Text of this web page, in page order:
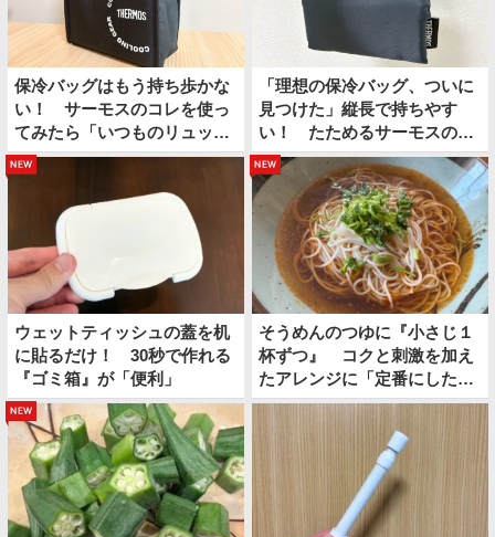
保冷バッグはもう持ち歩かな
い！ サーモスのコレを使っ
てみたら「いつものリュック
の中に保冷スペースができ
た」
「理想の保冷バッグ、ついに
見つけた」縦長で持ちやす
い！ たためるサーモスの保
冷ショッピングバッグ
ウェットティッシュの蓋を机
に貼るだけ！ 30秒で作れる
『ゴミ箱』が「便利」
new
そうめんのつゆに『小さじ１
杯ずつ』 コクと刺激を加え
たアレンジに「定番にした
い」
new